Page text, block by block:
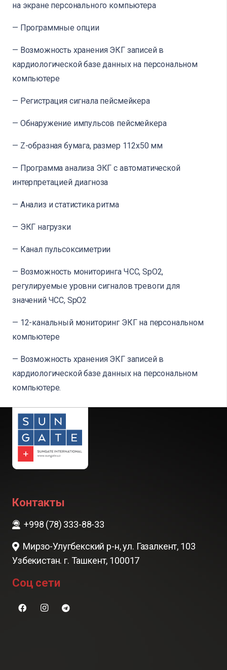
на экране персонального компьютера
— Программные опции
— Возможность хранения ЭКГ записей в
кардиологической базе данных на персональном
компьютере
— Регистрация сигнала пейсмейкера
— Обнаружение импульсов пейсмейкера
— Z-образная бумага, размер 112х50 мм
— Программа анализа ЭКГ с автоматической
интерпретацией диагноза
— Анализ и статистика ритма
— ЭКГ нагрузки
— Канал пульсоксиметрии
— Возможность мониторинга ЧСС, SpO2,
регулируемые уровни сигналов тревоги для
значений ЧСС, SpO2
— 12-канальный мониторинг ЭКГ на персональном
компьютере
— Возможность хранения ЭКГ записей в
кардиологической базе данных на персональном
компьютере.
Контакты
+998 (78) 333-88-33
Мирзо-Улугбекский р-н, ул. Газалкент, 103
Узбекистан. г. Ташкент, 100017
Соц сети